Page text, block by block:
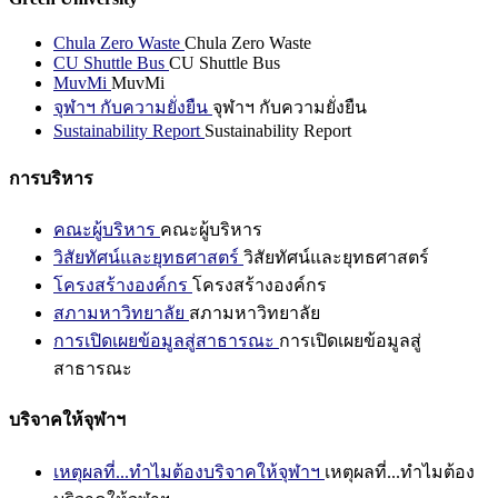
Chula Zero Waste Chula Zero Waste
CU Shuttle Bus CU Shuttle Bus
MuvMi MuvMi
จุฬาฯ กับความยั่งยืน จุฬาฯ กับความยั่งยืน
Sustainability Report Sustainability Report
การบริหาร
คณะผู้บริหาร คณะผู้บริหาร
วิสัยทัศน์และยุทธศาสตร์ วิสัยทัศน์และยุทธศาสตร์
โครงสร้างองค์กร โครงสร้างองค์กร
สภามหาวิทยาลัย สภามหาวิทยาลัย
การเปิดเผยข้อมูลสู่สาธารณะ การเปิดเผยข้อมูลสู่
สาธารณะ
บริจาคให้จุฬาฯ
เหตุผลที่...ทำไมต้องบริจาคให้จุฬาฯ เหตุผลที่...ทำไมต้อง